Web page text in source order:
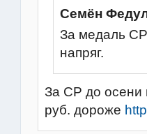
Семён
За медаль
напряг.
За СР до осени
руб. дороже